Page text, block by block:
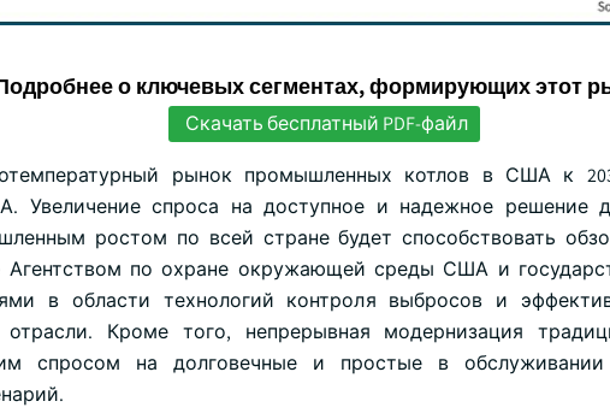
о ключевых сегментах, формирующих этот
Скачать бесплатный PDF-файл
рынок промышленных котлов в США к
Увеличение спроса на доступное и надежное решение
ростом по всей стране будет способствовать
Агентством по охране окружающей среды США и
в области технологий контроля выбросов и
отрасли. Кроме того, непрерывная модернизация
спросом на долговечные и простые в